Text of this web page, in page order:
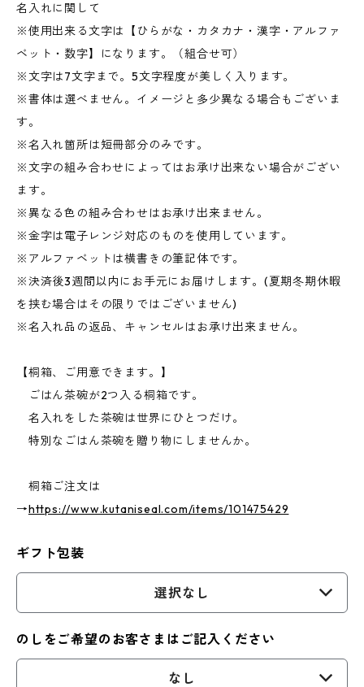
名入れに関して
※使用出来る文字は【ひらがな・カタカナ・漢字・アルファ
ベット・数字】になります。（組合せ可）
※文字は7文字まで。5文字程度が美しく入ります。
※書体は選べません。イメージと多少異なる場合もございま
す。
※名入れ箇所は短冊部分のみです。
※文字の組み合わせによってはお承け出来ない場合がござい
ます。
※異なる色の組み合わせはお承け出来ません。
※金字は電子レンジ対応のものを使用しています。
※アルファベットは横書きの筆記体です。
※決済後3週間以内にお手元にお届けします。(夏期冬期休暇
を挟む場合はその限りではございません)
※名入れ品の返品、キャンセルはお承け出来ません。
【桐箱、ご用意できます。】
ごはん茶碗が2つ入る桐箱です。
名入れをした茶碗は世界にひとつだけ。
特別なごはん茶碗を贈り物にしませんか。
桐箱ご注文は
→https://www.kutaniseal.com/items/101475429
ギフト包装
選択なし
のしをご希望のお客さまはご記入ください
なし